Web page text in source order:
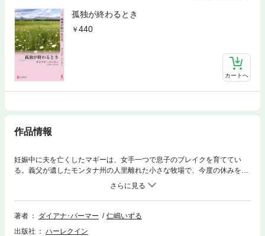
孤独が終わるとき
440
カートへ
作品情報
妊娠中に夫を亡くしたマギーは、女手一つで息子のブレイクを育ててい
る。義父が遺したモンタナ州の人里離れた小さな牧場で、今度の休みを母
子で過ごすことになり、彼女は複雑な心境だった。息子は隣人の牧場主テ
イトに会うのが待ちきれない様子だが、マギーは無愛想な一人暮らしの男
とかかわり合う気はなかったのだ。
著者
ダイアナ･パーマー
仁嶋いずる
出版社
ハーレクイン